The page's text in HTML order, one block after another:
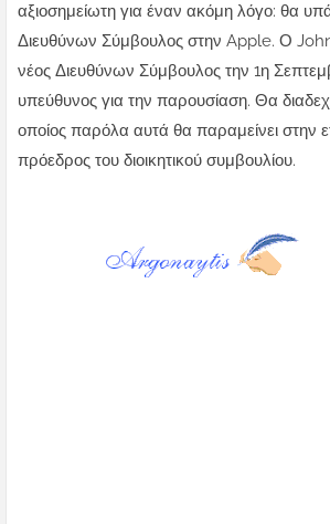
αξιοσημείωτη για έναν ακόμη λόγο: θα
Διευθύνων Σύμβουλος στην Apple. Ο
νέος Διευθύνων Σύμβουλος την 1η
υπεύθυνος για την παρουσίαση. Θα
οποίος παρόλα αυτά θα παραμείνει στην
πρόεδρος του διοικητικού συμβουλίου.